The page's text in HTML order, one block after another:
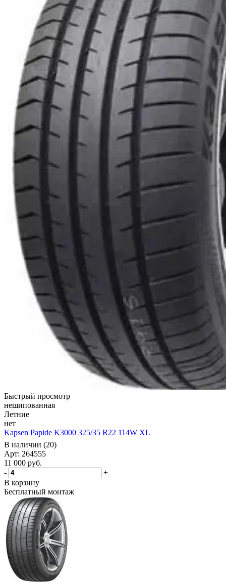
Быстрый просмотр
нешипованная
Летние
нет
Kapsen Papide K3000 325/35 R22 114W XL
В наличии (20)
Арт: 264555
11 000 руб.
-
+
В корзину
Бесплатный монтаж